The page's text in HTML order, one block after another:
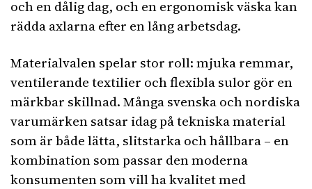
och en dålig dag, och en ergonomisk väska kan
rädda axlarna efter en lång arbetsdag.
Materialvalen spelar stor roll: mjuka remmar,
ventilerande textilier och flexibla sulor gör en
märkbar skillnad. Många svenska och nordiska
varumärken satsar idag på tekniska material
som är både lätta, slitstarka och hållbara – en
kombination som passar den moderna
konsumenten som vill ha kvalitet med